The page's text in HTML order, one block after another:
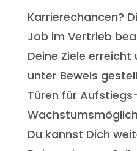
Karrierechancen?
Job im Vertrieb
Deine Ziele erreicht
unter Beweis
Türen für
Du kannst Dich